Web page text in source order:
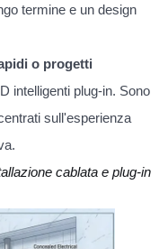
termine e un design
o progetti
intelligenti plug-in. Sono
sull'esperienza
cablata e plug-in